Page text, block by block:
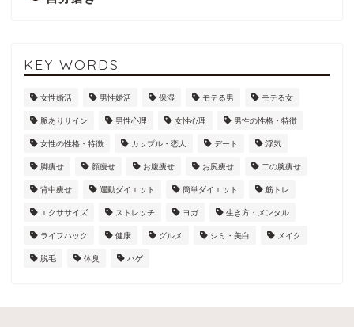
KEY WORDS
女性婚活 男性婚活 保湿 モテる男 モテる女
脈ありサイン 男性心理 女性心理 男性の性格・特徴
女性の性格・特徴 カップル・恋人 デート 浮気
脚痩せ 顔痩せ お腹痩せ お尻痩せ 二の腕痩せ
背中痩せ 運動ダイエット 簡単ダイエット 筋トレ
エクササイズ ストレッチ ヨガ 生き方・メンタル
ライフハック 健康 グルメ シミ・美白 メイク
脱毛 体臭 ハゲ